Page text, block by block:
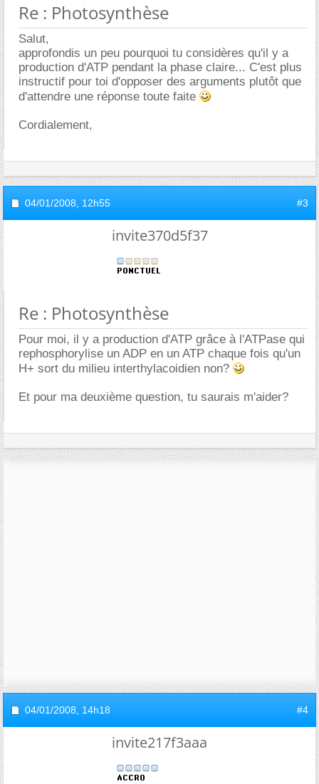
Re : Photosynthèse
Salut,
approfondis un peu pourquoi tu considères qu'il y a
production d'ATP pendant la phase claire... C'est plus
instructif pour toi d'opposer des arguments plutôt que
d'attendre une réponse toute faite
Cordialement,
04/01/2008, 12h55 #3
invite370d5f37
Re : Photosynthèse
Pour moi, il y a production d'ATP grâce à l'ATPase qui
rephosphorylise un ADP en un ATP chaque fois qu'un
H+ sort du milieu interthylacoidien non?
Et pour ma deuxième question, tu saurais m'aider?
04/01/2008, 14h18 #4
invite217f3aaa